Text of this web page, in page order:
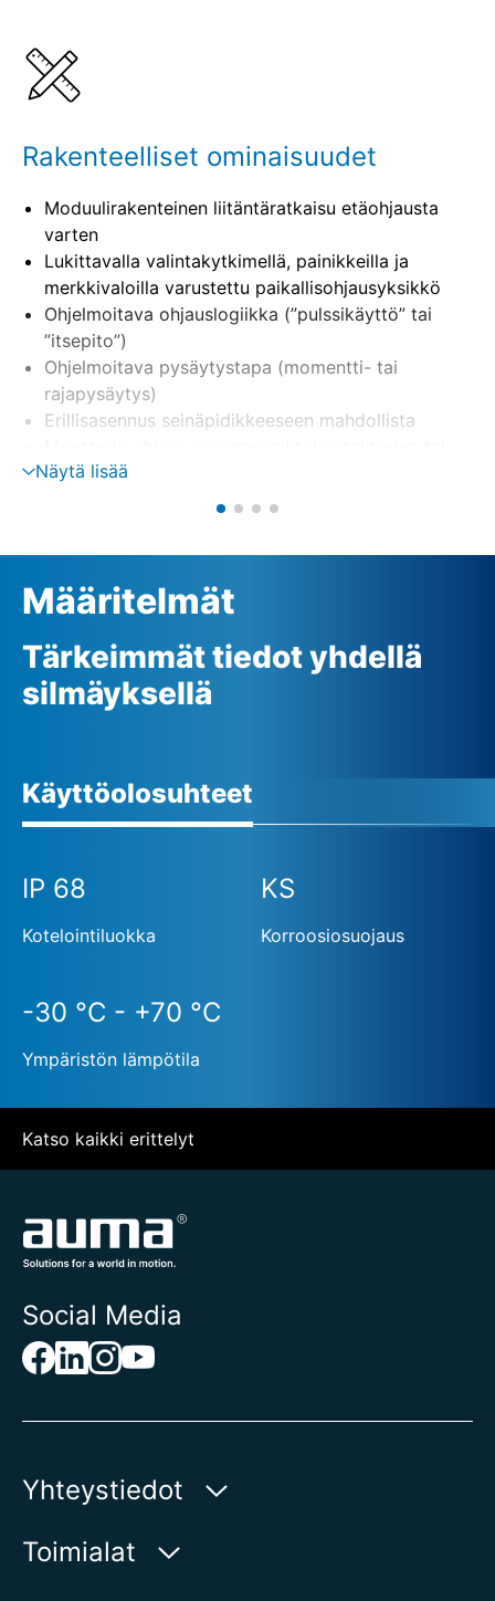
Rakenteelliset ominaisuudet
Moduulirakenteinen liitäntäratkaisu etäohjausta
varten
Lukittavalla valintakytkimellä, painikkeilla ja
merkkivaloilla varustettu paikallisohjausyksikkö
Ohjelmoitava ohjauslogiikka (”pulssikäyttö” tai
”itsepito”)
Ohjelmoitava pysäytystapa (momentti- tai
rajapysäytys)
Erillisasennus seinäpidikkeeseen mahdollista
tyristorien avulla (optio)
Vaiheenvalvonta, sis. automaattisen
Ulkoinen 24 V:n (DC) jännitteensyöttö (optio)
Näytä lisää
Määritelmät
Tärkeimmät tiedot yhdellä
silmäyksellä
Käyttöolosuhteet
IP 68
Kotelointiluokka
KS
Korroosiosuojaus
-30 °C - +70 °C
Ympäristön lämpötila
Katso kaikki erittelyt
Social Media
Yhteystiedot
AUMA Riester
Toimialat